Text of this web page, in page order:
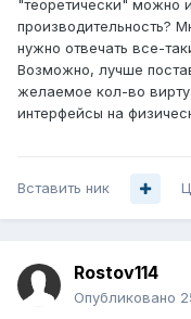
"теоретически" можно
производительность?
нужно отвечать все-
Возможно, лучше
желаемое кол-во
интерфейсы на
Вставить ник
Rostov114
Опубликовано